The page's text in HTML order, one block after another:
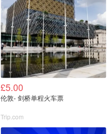
£5.00
伦敦- 剑桥单程火车票
Trip.com